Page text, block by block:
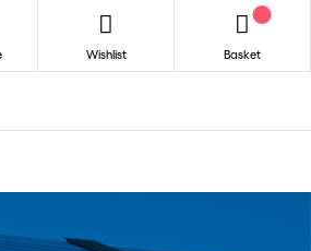
Wishlist Basket